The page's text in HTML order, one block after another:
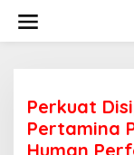
Perkuat
Pertamina
Human